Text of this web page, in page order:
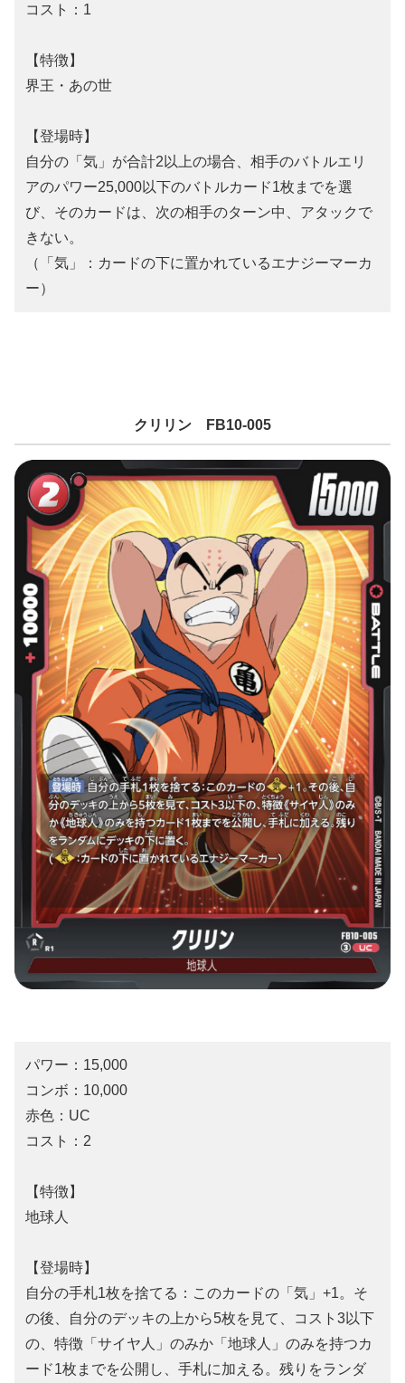
コスト：1
【特徴】
界王・あの世
【登場時】
自分の「気」が合計2以上の場合、相手のバトルエリ
アのパワー25,000以下のバトルカード1枚までを選
び、そのカードは、次の相手のターン中、アタックで
きない。
（「気」：カードの下に置かれているエナジーマーカ
ー）
クリリン FB10-005
パワー：15,000
コンボ：10,000
赤色：UC
コスト：2
【特徴】
地球人
【登場時】
自分の手札1枚を捨てる：このカードの「気」+1。そ
の後、自分のデッキの上から5枚を見て、コスト3以下
の、特徴「サイヤ人」のみか「地球人」のみを持つカ
ード1枚までを公開し、手札に加える。残りをランダ